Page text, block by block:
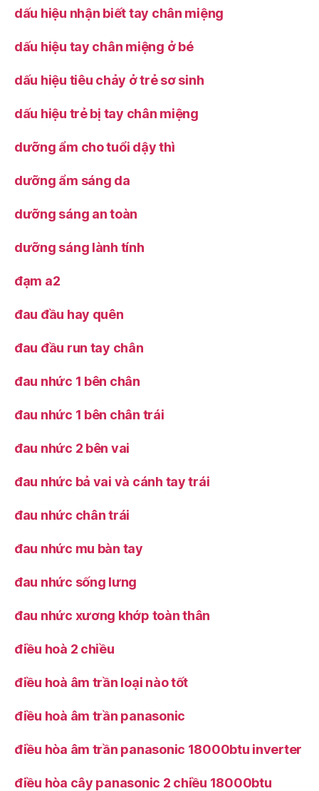
dấu hiệu nhận biết tay chân miệng
dấu hiệu tay chân miệng ở bé
dấu hiệu tiêu chảy ở trẻ sơ sinh
dấu hiệu trẻ bị tay chân miệng
dưỡng ẩm cho tuổi dậy thì
dưỡng ẩm sáng da
dưỡng sáng an toàn
dưỡng sáng lành tính
đạm a2
đau đầu hay quên
đau đầu run tay chân
đau nhức 1 bên chân
đau nhức 1 bên chân trái
đau nhức 2 bên vai
đau nhức bả vai và cánh tay trái
đau nhức chân trái
đau nhức mu bàn tay
đau nhức sống lưng
đau nhức xương khớp toàn thân
điều hoà 2 chiều
điều hoà âm trần loại nào tốt
điều hoà âm trần panasonic
điều hòa âm trần panasonic 18000btu inverter
điều hòa cây panasonic 2 chiều 18000btu